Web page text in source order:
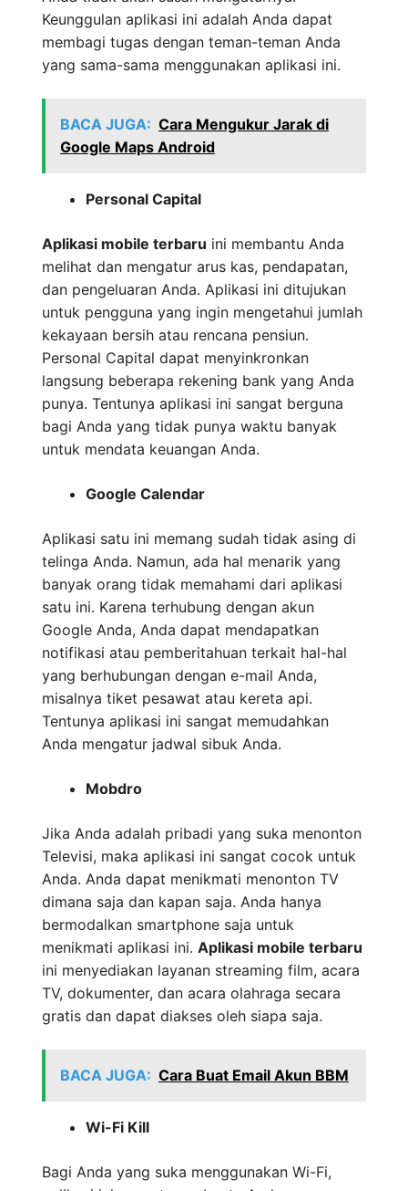
Keunggulan aplikasi ini adalah Anda dapat
membagi tugas dengan teman-teman Anda
yang sama-sama menggunakan aplikasi ini.
BACA JUGA: Cara Mengukur Jarak di
Google Maps Android
Personal Capital
Aplikasi mobile terbaru ini membantu Anda
melihat dan mengatur arus kas, pendapatan,
dan pengeluaran Anda. Aplikasi ini ditujukan
untuk pengguna yang ingin mengetahui jumlah
kekayaan bersih atau rencana pensiun.
Personal Capital dapat menyinkronkan
langsung beberapa rekening bank yang Anda
punya. Tentunya aplikasi ini sangat berguna
bagi Anda yang tidak punya waktu banyak
untuk mendata keuangan Anda.
Google Calendar
Aplikasi satu ini memang sudah tidak asing di
telinga Anda. Namun, ada hal menarik yang
banyak orang tidak memahami dari aplikasi
satu ini. Karena terhubung dengan akun
Google Anda, Anda dapat mendapatkan
notifikasi atau pemberitahuan terkait hal-hal
yang berhubungan dengan e-mail Anda,
misalnya tiket pesawat atau kereta api.
Tentunya aplikasi ini sangat memudahkan
Anda mengatur jadwal sibuk Anda.
Mobdro
Jika Anda adalah pribadi yang suka menonton
Televisi, maka aplikasi ini sangat cocok untuk
Anda. Anda dapat menikmati menonton TV
dimana saja dan kapan saja. Anda hanya
bermodalkan smartphone saja untuk
menikmati aplikasi ini. Aplikasi mobile terbaru
ini menyediakan layanan streaming film, acara
TV, dokumenter, dan acara olahraga secara
gratis dan dapat diakses oleh siapa saja.
BACA JUGA: Cara Buat Email Akun BBM
Wi-Fi Kill
Bagi Anda yang suka menggunakan Wi-Fi,